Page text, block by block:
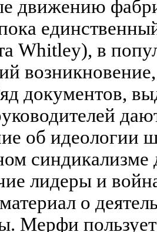
движению
Whitley), в
документов,
об идеологии
синдикализме
лидеры и
о
Мерфи